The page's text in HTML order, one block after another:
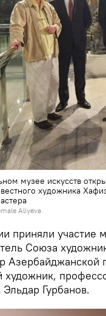
музее искусств
художника
Aliyeva
приняли участие
Союза
Азербайджанской
художник,
Гурбанов.